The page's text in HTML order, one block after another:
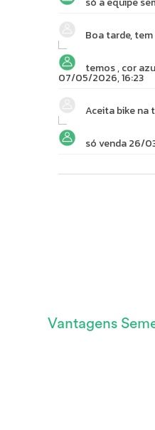
Shimano EC300
Boa tarde, tem
temos , cor
07/05/2026, 16:23
Aceita bike na
só venda26/
Vantagens